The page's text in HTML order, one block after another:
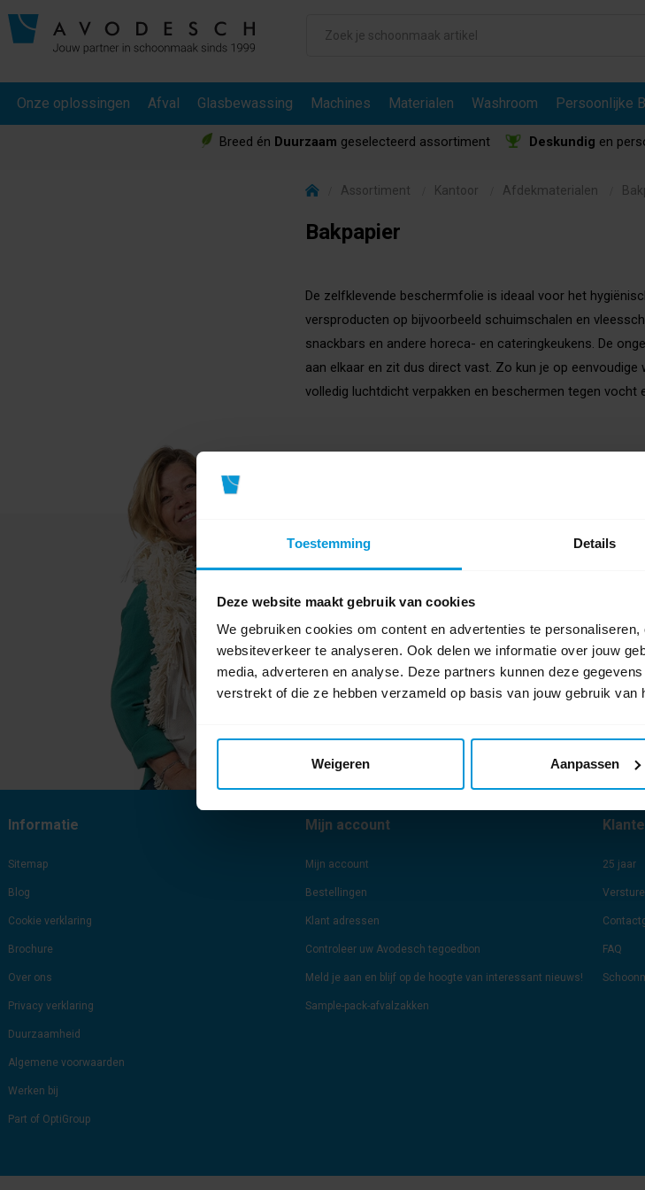
Toestemming Details
Deze website maakt gebruik van cookies
We gebruiken cookies om content en advertenties te
websiteverkeer te analyseren. Ook delen we informatie over jouw
media, adverteren en analyse. Deze partners kunnen deze
verstrekt of die ze hebben verzameld op basis van jouw gebruik van
Weigeren Aanpassen
Onze oplossingen Afval Glasbewassing Machines Materialen Washroom Persoonlijke
Breed én Duurzaam geselecteerd assortiment Deskundig en
Assortiment Kantoor Afdekmaterialen
Bakpapier
De zelfklevende beschermfolie is ideaal voor het
versproducten op bijvoorbeeld schuimschalen en
snackbars en andere horeca- en cateringkeukens. De
aan elkaar en zit dus direct vast. Zo kun je op
volledig luchtdicht verpakken en beschermen tegen vocht
Onze product specialisten staan voor je
Telefoon
024 372 72 92
info@avodesch.nl
Volg
Informatie
Sitemap
Blog
Cookie verklaring
Brochure
Over ons
Privacy verklaring
Duurzaamheid
Algemene voorwaarden
Werken bij
Part of OptiGroup
Mijn account
Mijn account
Bestellingen
Klant adressen
Controleer uw Avodesch tegoedbon
Meld je aan en blijf op de hoogte van interessant nieuws!
Sample-pack-afvalzakken
25 jaar
FAQ